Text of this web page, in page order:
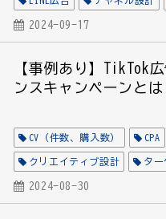
教育
2024-09-17
【事例あり】TikTok
ンスキャンペーンとは
CV（件数、購入数） CPA
クリエイティブ設計 ター
自動最適化
2024-08-30